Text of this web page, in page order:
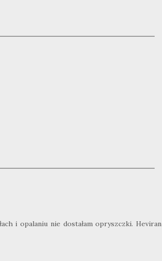
i opalaniu nie dostałam opryszczki. Heviran